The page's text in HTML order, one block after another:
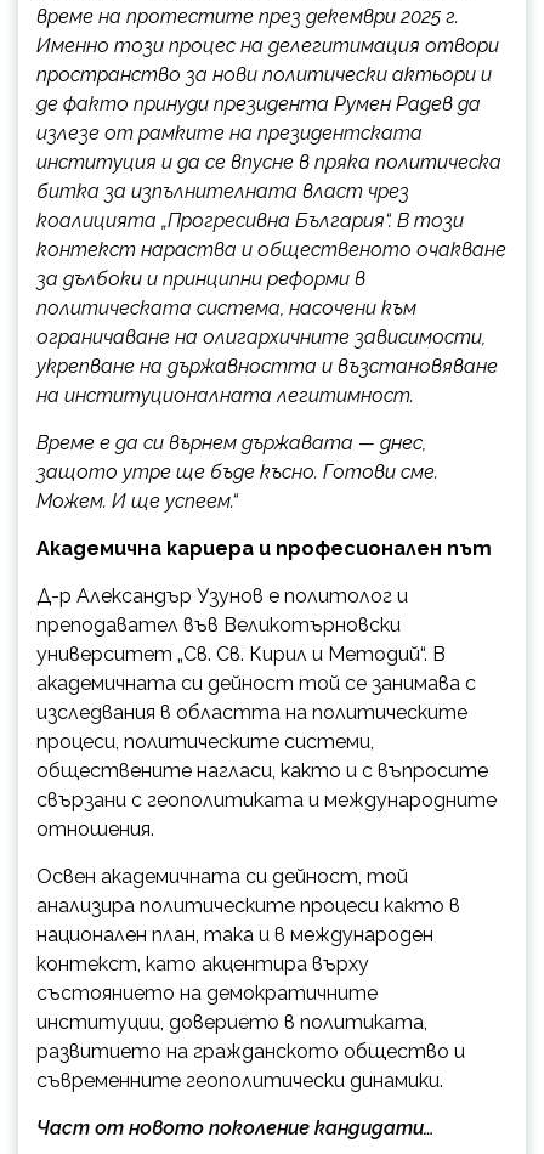
време на протесmumе през декември 2025 г.
Именно този процес на делегитимация отвори
пространство за нови политически актьори и
де факто принудu президента Румен Радев да
излезе от рамките на президентската
институция и да се впусне в пряка политическа
битка за изпълнителната власт чрез
коалицията „Прогресивна България“. В този
контекст нараства и общественото очакване
за дълбоки и принципни реформи в
политическата система, насочени към
ограничаване на олигархичните зависимости,
укрепване на държавността и възстановяване
на институционалната легитимност.
Време е да си върнем държавата — днес,
защото утре ще бъде късно. Готови сме.
Можем. И ще успеем.“
Академична кариера и професионален път
Д-р Александър Узунов е политолог и
преподавател във Великотърновски
университет „Св. Св. Кирил и Методий“. В
академичната си дейност той се занимава с
изследвания в областта на политическите
процеси, политическите системи,
обществените нагласи, както и с въпросите
свързани с геополитиката и международните
отношения.
Освен академичната си дейност, той
анализира политическите процеси както в
национален план, така и в международен
контекст, като акцентира върху
състоянието на демократичните
институции, доверието в политиката,
развитието на гражданското общество и
съвременните геополитически динамики.
Част от новото поколение кандидати…